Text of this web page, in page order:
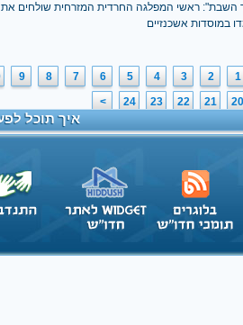
השבת": ראשי המפלגה החרדית המזרחית שולחים את
במוסדות אשכנזיים
1
2
3
4
5
6
7
8
9
20
21
22
23
24
>
איך תוכל